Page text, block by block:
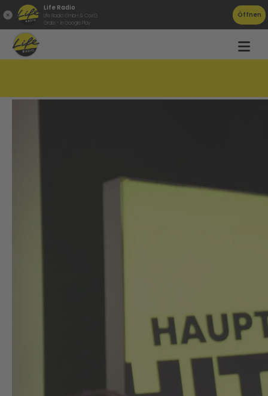
Life Radio
Life Radio GmbH & Co.KG
Gratis - in Google Play
Öffnen